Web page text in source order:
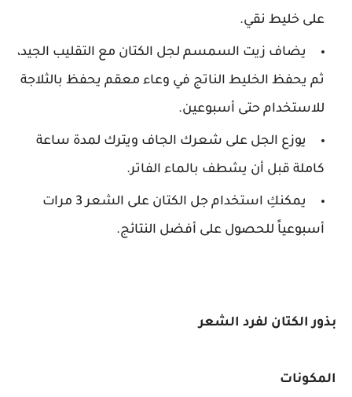
على خليط نقي.
يضاف زيت السمسم لجل الكتان مع التقليب الجيد،
ثم يحفظ الخليط الناتج في وعاء معقم يحفظ بالثلاجة
للاستخدام حتى أسبوعين.
يوزع الجل على شعرك الجاف ويترك لمدة ساعة
كاملة قبل أن يشطف بالماء الفاتر.
يمكنكِ استخدام جل الكتان على الشعر 3 مرات
أسبوعياً للحصول على أفضل النتائج.
بذور الكتان لفرد الشعر
المكونات